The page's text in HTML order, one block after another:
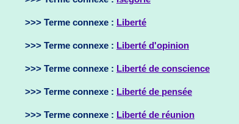
>>> Terme connexe : Liberté
>>> Terme connexe : Liberté d'opinion
>>> Terme connexe : Liberté de conscience
>>> Terme connexe : Liberté de pensée
>>> Terme connexe : Liberté de réunion